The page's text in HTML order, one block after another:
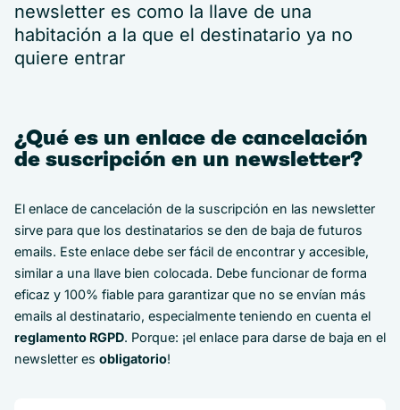
newsletter es como la llave de una
habitación a la que el destinatario ya no
quiere entrar
¿Qué es un enlace de cancelación
de suscripción en un newsletter?
El enlace de cancelación de la suscripción en las newsletter
sirve para que los destinatarios se den de baja de futuros
emails. Este enlace debe ser fácil de encontrar y accesible,
similar a una llave bien colocada. Debe funcionar de forma
eficaz y 100% fiable para garantizar que no se envían más
emails al destinatario, especialmente teniendo en cuenta el
reglamento RGPD. Porque: ¡el enlace para darse de baja en el
newsletter es obligatorio!